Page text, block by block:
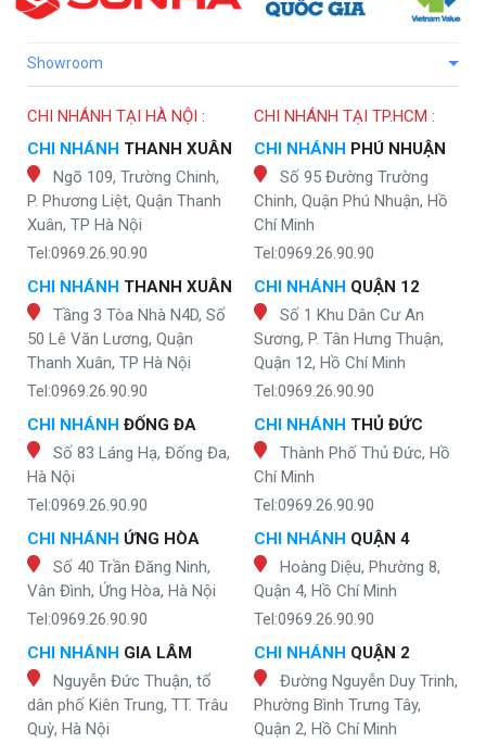
Showroom
CHI NHÁNH TẠI HÀ NỘI :
CHI NHÁNH THANH XUÂN
Ngõ 109, Trường Chinh,
P. Phương Liệt, Quận Thanh
Xuân, TP Hà Nội
Tel:0969.26.90.90
CHI NHÁNH THANH XUÂN
Tầng 3 Tòa Nhà N4D, Số
50 Lê Văn Lương, Quận
Thanh Xuân, TP Hà Nội
Tel:0969.26.90.90
CHI NHÁNH ĐỐNG ĐA
Số 83 Láng Hạ, Đống Đa,
Hà Nội
Tel:0969.26.90.90
CHI NHÁNH ỨNG HÒA
Số 40 Trần Đăng Ninh,
Vân Đình, Ứng Hòa, Hà Nội
Tel:0969.26.90.90
CHI NHÁNH GIA LÂM
Nguyễn Đức Thuận, tổ
dân phố Kiên Trung, TT. Trâu
Quỳ, Hà Nội
CHI NHÁNH TẠI TP.HCM :
CHI NHÁNH PHÚ NHUẬN
Số 95 Đường Trường
Chinh, Quận Phú Nhuận, Hồ
Chí Minh
Tel:0969.26.90.90
CHI NHÁNH QUẬN 12
Số 1 Khu Dân Cư An
Sương, P. Tân Hưng Thuận,
Quận 12, Hồ Chí Minh
Tel:0969.26.90.90
CHI NHÁNH THỦ ĐỨC
Thành Phố Thủ Đức, Hồ
Chí Minh
Tel:0969.26.90.90
CHI NHÁNH QUẬN 4
Hoàng Diệu, Phường 8,
Quận 4, Hồ Chí Minh
Tel:0969.26.90.90
CHI NHÁNH QUẬN 2
Đường Nguyễn Duy Trinh,
Phường Bình Trưng Tây,
Quận 2, Hồ Chí Minh